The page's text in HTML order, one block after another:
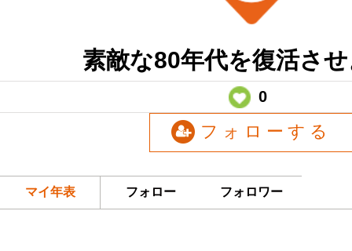
素敵な80年代を復活さ
0
フォローする
マイ年表 フォロー フォロワー